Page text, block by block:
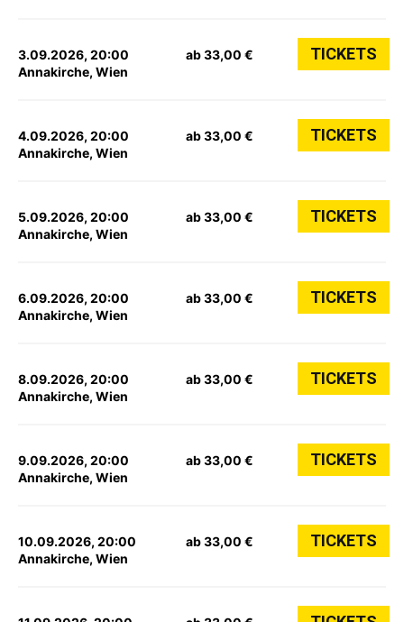
3.09.2026, 20:00
Annakirche, Wien
ab 33,00 € TICKETS
4.09.2026, 20:00
Annakirche, Wien
ab 33,00 € TICKETS
5.09.2026, 20:00
Annakirche, Wien
ab 33,00 € TICKETS
6.09.2026, 20:00
Annakirche, Wien
ab 33,00 € TICKETS
8.09.2026, 20:00
Annakirche, Wien
ab 33,00 € TICKETS
9.09.2026, 20:00
Annakirche, Wien
ab 33,00 € TICKETS
10.09.2026, 20:00
Annakirche, Wien
ab 33,00 € TICKETS